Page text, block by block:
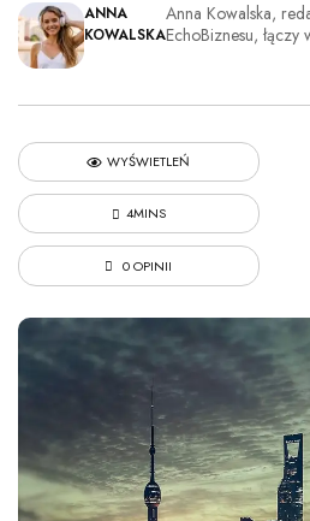
ANNA
KOWALSKA
Anna Kowalska,
EchoBiznesu,
WYŚWIETLEŃ
4MINS
0 OPINII